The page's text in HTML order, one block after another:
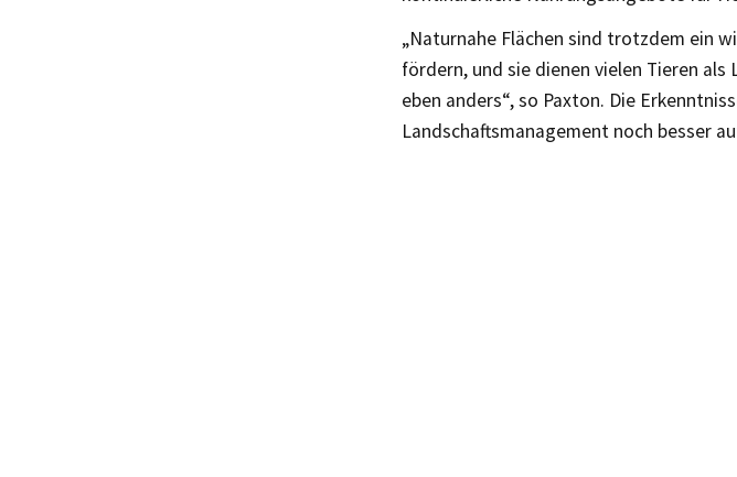
„Naturnahe Flächen sind trotzdem ein
fördern, und sie dienen vielen Tieren als
eben anders“, so Paxton. Die
Landschaftsmanagement noch besser